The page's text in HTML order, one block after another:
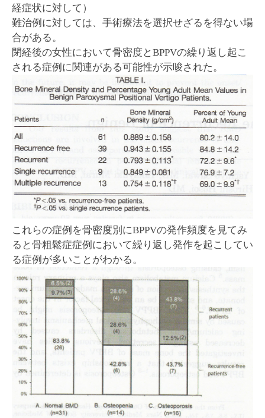
経症状に対して）
難治例に対しては、手術療法を選択せざるを得ない場
合がある。
閉経後の女性において骨密度とBPPVの繰り返し起こ
される症例に関連がある可能性が示唆された。
これらの症例を骨密度別にBPPVの発作頻度を見てみ
ると骨粗鬆症症例において繰り返し発作を起こしてい
る症例が多いことがわかる。